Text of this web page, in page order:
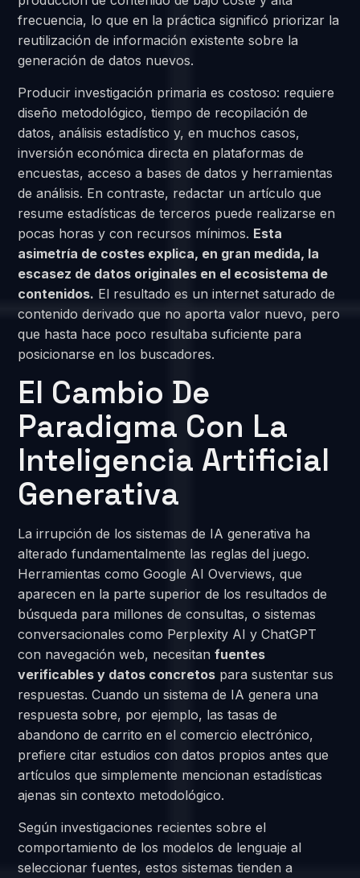
frecuencia, lo que en la práctica significó priorizar la
reutilización de información existente sobre la
generación de datos nuevos.
Producir investigación primaria es costoso: requiere
diseño metodológico, tiempo de recopilación de
datos, análisis estadístico y, en muchos casos,
inversión económica directa en plataformas de
encuestas, acceso a bases de datos y herramientas
de análisis. En contraste, redactar un artículo que
resume estadísticas de terceros puede realizarse en
pocas horas y con recursos mínimos. Esta
asimetría de costes explica, en gran medida, la
escasez de datos originales en el ecosistema de
contenidos. El resultado es un internet saturado de
contenido derivado que no aporta valor nuevo, pero
que hasta hace poco resultaba suficiente para
posicionarse en los buscadores.
El Cambio De
Paradigma Con La
Inteligencia Artificial
Generativa
La irrupción de los sistemas de IA generativa ha
alterado fundamentalmente las reglas del juego.
Herramientas como Google AI Overviews, que
aparecen en la parte superior de los resultados de
búsqueda para millones de consultas, o sistemas
conversacionales como Perplexity AI y ChatGPT
con navegación web, necesitanfuentes
verificables y datos concretos para sustentar sus
respuestas. Cuando un sistema de IA genera una
respuesta sobre, por ejemplo, las tasas de
abandono de carrito en el comercio electrónico,
prefiere citar estudios con datos propios antes que
artículos que simplemente mencionan estadísticas
ajenas sin contexto metodológico.
Según investigaciones recientes sobre el
comportamiento de los modelos de lenguaje al
seleccionar fuentes, estos sistemas tienden a